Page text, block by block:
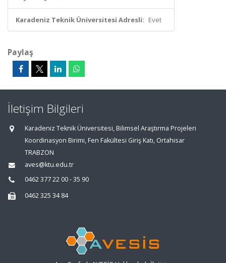
Karadeniz Teknik Üniversitesi Adresli: Evet
Paylaş
İletişim Bilgileri
Karadeniz Teknik Üniversitesi, Bilimsel Araştırma Projeleri
Koordinasyon Birimi, Fen Fakültesi Giriş Katı, Ortahisar
TRABZON
aves@ktu.edu.tr
0462 377 22 00 - 35 90
0462 325 34 84